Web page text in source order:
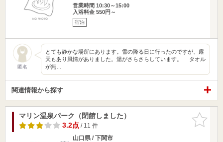
営業時間 10:30～15:00
入浴料金 550円～
宿泊
匿名
とても静かな場所にあります。雪の降る日に行ったのですが、露
天もあり風情がありました。湯がさらさらしています。 タオル
が無…
関連情報から探す
お気に入
りに追加
マリン温泉パーク（閉館しました）
3.2点/ 11 件
山口県 / 下関市